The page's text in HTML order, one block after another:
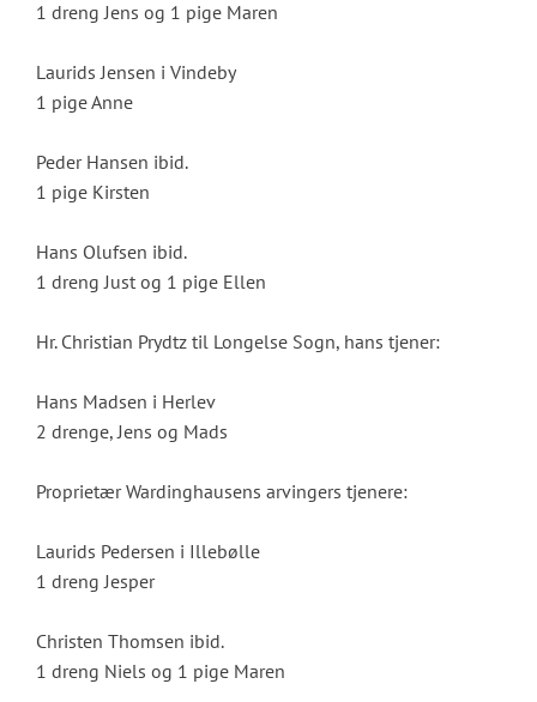
1 dreng Jens og 1 pige Maren
Laurids Jensen i Vindeby
1 pige Anne
Peder Hansen ibid.
1 pige Kirsten
Hans Olufsen ibid.
1 dreng Just og 1 pige Ellen
Hr. Christian Prydtz til Longelse Sogn, hans tjener:
Hans Madsen i Herlev
2 drenge, Jens og Mads
Proprietær Wardinghausens arvingers tjenere:
Laurids Pedersen i Illebølle
1 dreng Jesper
Christen Thomsen ibid.
1 dreng Niels og 1 pige Maren